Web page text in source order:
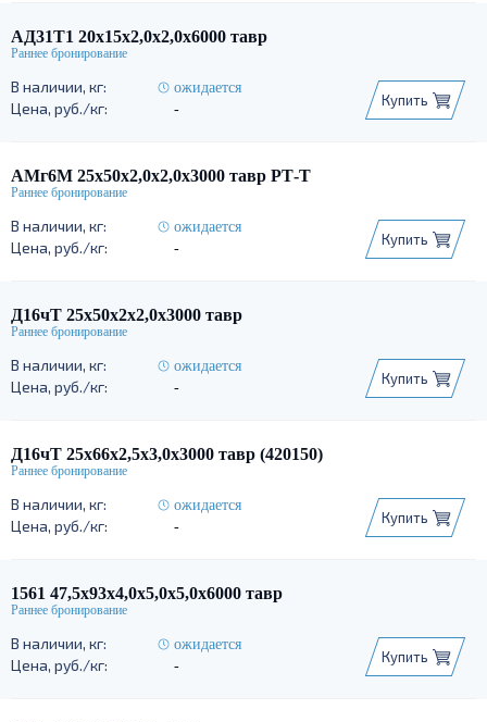
АД31Т1 20х15х2,0х2,0х6000 тавр
ожидается
-
Купить
АМг6М 25х50х2,0х2,0х3000 тавр РТ-Т
ожидается
-
Купить
Д16чТ 25х50х2х2,0х3000 тавр
ожидается
-
Купить
Д16чТ 25х66х2,5х3,0х3000 тавр (420150)
ожидается
-
Купить
1561 47,5х93х4,0х5,0х5,0х6000 тавр
ожидается
-
Купить